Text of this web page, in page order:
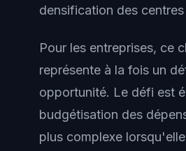
densification des
Pour les entreprises, ce
représente à la fois un
opportunité. Le défi est
budgétisation des
plus complexe